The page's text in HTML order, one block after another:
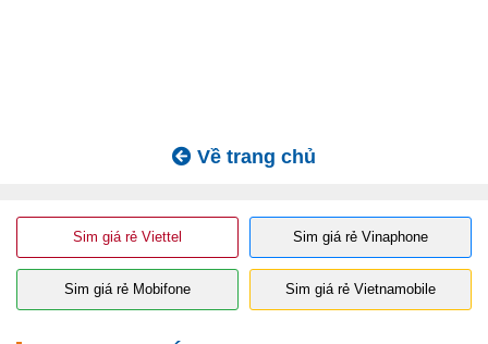
Về trang chủ
Sim giá rẻ Viettel Sim giá rẻ Vinaphone
Sim giá rẻ Mobifone Sim giá rẻ Vietnamobile